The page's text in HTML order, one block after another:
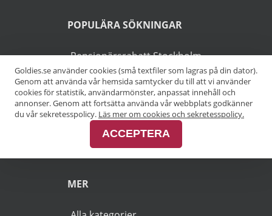
POPULÄRA SÖKNINGAR
Pensionärsrabatt Stockholm
Pensionärsrabatt Göteborg
Pensionärsrabatt Malmö
Pensionärsrabatt Skåne
MER
Goldies.se använder cookies (små textfiler som lagras på din dator).
Genom att använda vår hemsida samtycker du till att vi använder
cookies för statistik, användarmönster, anpassat innehåll och
annonser. Genom att fortsätta använda vår webbplats godkänner
du vår sekretesspolicy. Läs mer om cookies och sekretesspolicy.
ACCEPTERA